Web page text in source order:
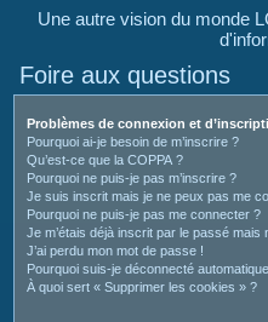
Une autre vision du monde
Foire aux questions
Problèmes de connexion et
Pourquoi ai-je besoin de m’inscrire ?
Qu’est-ce que la COPPA ?
Pourquoi ne puis-je pas m’inscrire ?
Je suis inscrit mais je ne peux pas me
Pourquoi ne puis-je pas me connecter ?
Je m’étais déjà inscrit par le passé
J’ai perdu mon mot de passe !
Pourquoi suis-je déconnecté
À quoi sert « Supprimer les cookies » ?